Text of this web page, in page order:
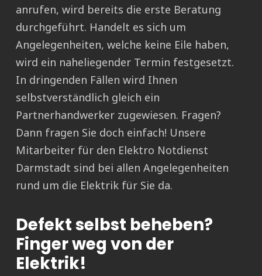
anrufen, wird bereits die erste Beratung
durchgeführt. Handelt es sich um
Angelegenheiten, welche keine Eile haben,
wird ein naheliegender Termin festgesetzt.
In dringenden Fällen wird Ihnen
selbstverständlich gleich ein
Partnerhandwerker zugewiesen. Fragen?
Dann fragen Sie doch einfach! Unsere
Mitarbeiter für den Elektro Notdienst
Darmstadt sind bei allen Angelegenheiten
rund um die Elektrik für Sie da.
Defekt selbst beheben?
Finger weg von der
Elektrik!